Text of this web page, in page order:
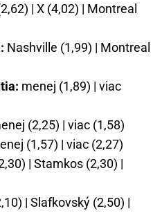
| X (4,02) | Montreal
Nashville (1,99) | Montreal
menej (1,89) | viac
(2,25) | viac (1,58)
(1,57) | viac (2,27)
| Stamkos (2,30) |
| Slafkovský (2,50) |